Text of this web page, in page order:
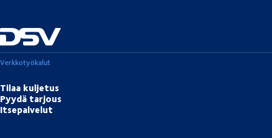
Verkkotyökalut
Tilaa kuljetus
Pyydä tarjous
Itsepalvelut